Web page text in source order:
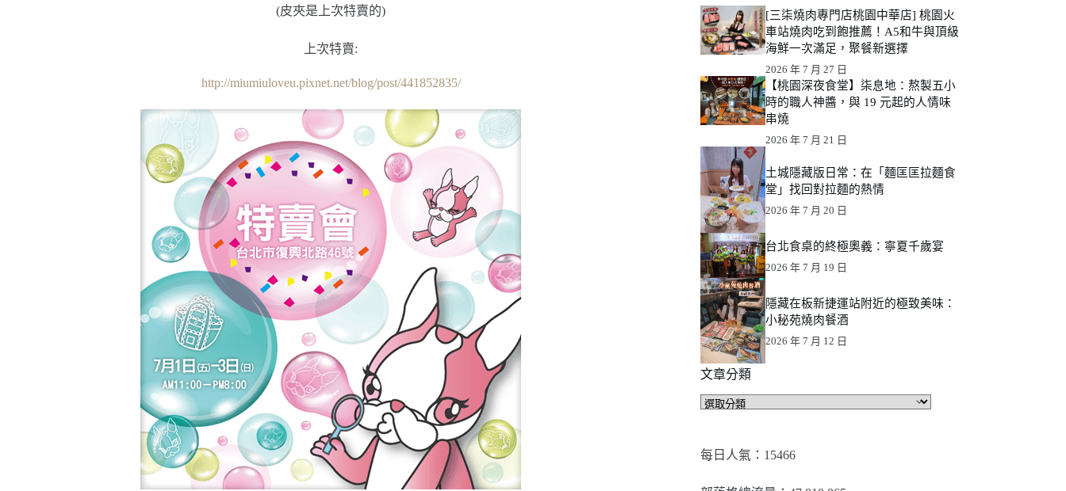
(皮夾是上次特賣的)
上次特賣:
http://miumiuloveu.pixnet.net/blog/post/441852835/
[三柒燒肉專門店桃園中華店] 桃園火
車站燒肉吃到飽推薦！A5和牛與頂級
海鮮一次滿足，聚餐新選擇
2026 年 7 月 27 日
【桃園深夜食堂】柒息地：熬製五小
時的職人神醬，與 19 元起的人情味
串燒
2026 年 7 月 21 日
土城隱藏版日常：在「麵匡匡拉麵食
堂」找回對拉麵的熱情
2026 年 7 月 20 日
台北食桌的終極奧義：寧夏千歲宴
2026 年 7 月 19 日
隱藏在板新捷運站附近的極致美味：
小秘苑燒肉餐酒
2026 年 7 月 12 日
文章分類
文
類
每日人氣：15466